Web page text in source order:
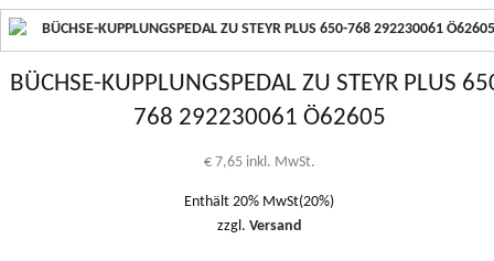
BÜCHSE-KUPPLUNGSPEDAL ZU STEYR PLUS
768 292230061 Ö62605
€7,65 inkl. MwSt.
Enthält 20% MwSt(20%)
zzgl. Versand